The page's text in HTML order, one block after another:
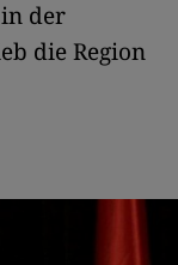
der
die Region